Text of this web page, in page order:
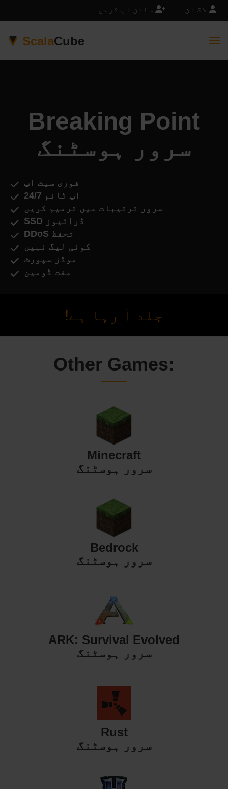
لاگ ان سائن اپ کریں
ScalaCube
Breaking Point
سرور ہوسٹنگ
فوری سیٹ اپ
اپ ٹائم 24/7
سرور ترتیبات میں ترمیم کریں
SSD ڈرائیوز
DDoS تحفظ
کوئی لیگ نہیں
موڈز سپورٹ
مفت ڈومین
جلد آ رہا ہے!
Other Games:
Minecraft
سرور ہوسٹنگ
Bedrock
سرور ہوسٹنگ
ARK: Survival Evolved
سرور ہوسٹنگ
Rust
سرور ہوسٹنگ